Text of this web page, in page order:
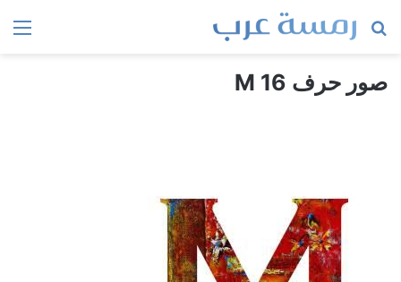
بحث
صور حرف M 16